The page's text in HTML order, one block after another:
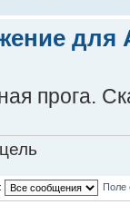
для
прога.
Поле